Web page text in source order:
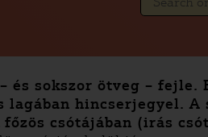
és sokszor ötveg – fejle.
lagában hincserjegyel. A
csótájában (irás